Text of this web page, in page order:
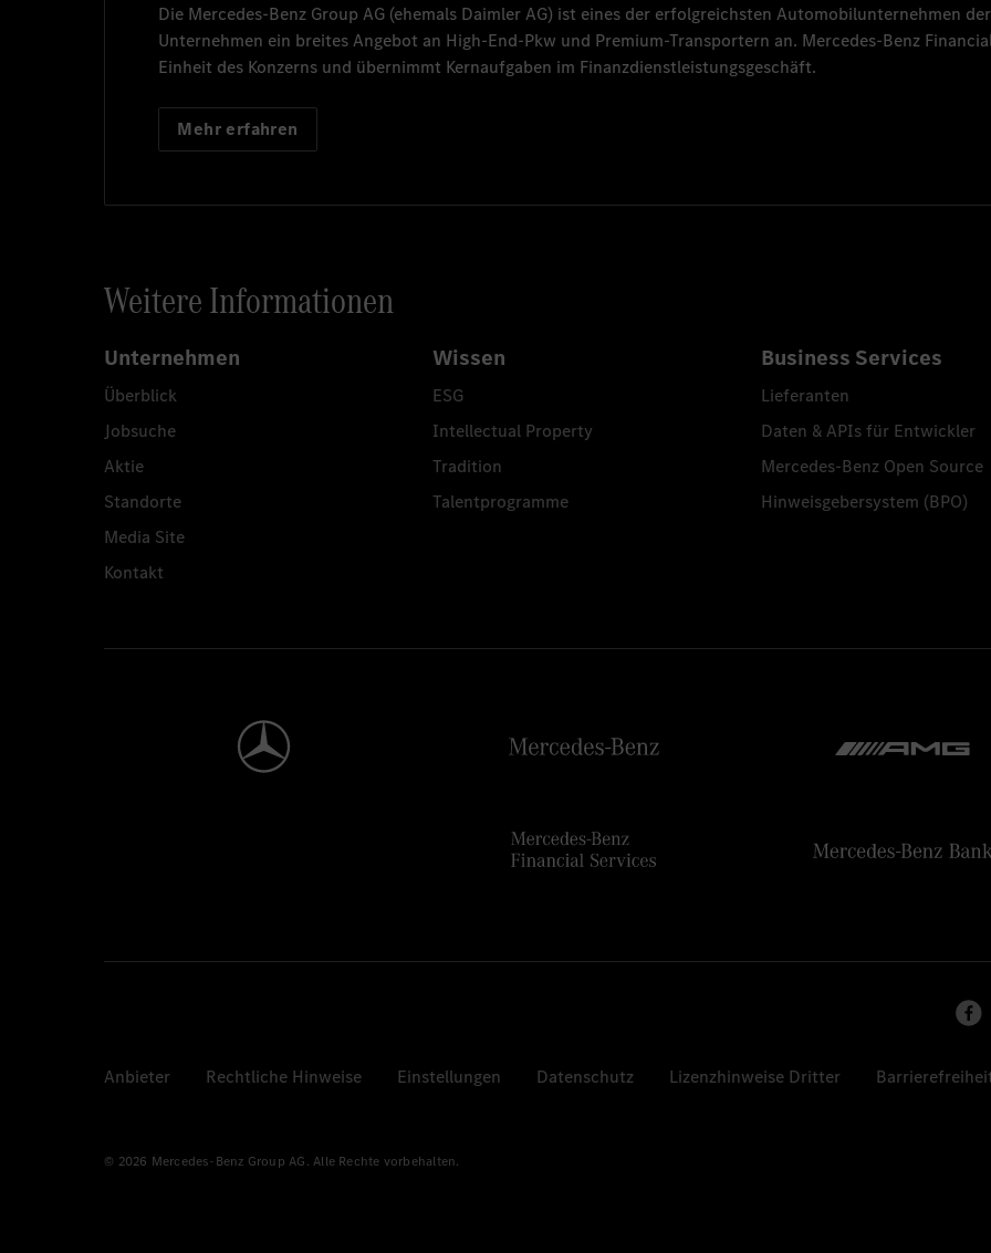
Die Mercedes-Benz Group AG (ehemals Daimler AG) ist eines der erfolgreichsten Automobilunternehmen
Unternehmen ein breites Angebot an High-End-Pkw und Premium-Transportern an. Mercedes-Benz
Einheit des Konzerns und übernimmt Kernaufgaben im Finanzdienstleistungsgeschäft.
Mehr erfahren
Weitere Informationen
Unternehmen
Überblick
Jobsuche
Aktie
Standorte
Media Site
Kontakt
Wissen
ESG
Intellectual Property
Tradition
Talentprogramme
Business Services
Lieferanten
Daten & APIs für Entwickler
Mercedes-Benz Open Source
Hinweisgebersystem (BPO)
Anbieter Rechtliche Hinweise Einstellungen Datenschutz Lizenzhinweise Dritter
© 2026 Mercedes-Benz Group AG. Alle Rechte vorbehalten.